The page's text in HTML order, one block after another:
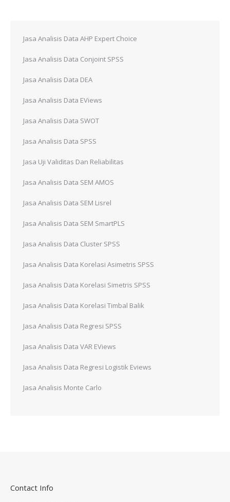
Jasa Analisis Data AHP Expert Choice
Jasa Analisis Data Conjoint SPSS
Jasa Analisis Data DEA
Jasa Analisis Data EViews
Jasa Analisis Data SWOT
Jasa Analisis Data SPSS
Jasa Uji Validitas Dan Reliabilitas
Jasa Analisis Data SEM AMOS
Jasa Analisis Data SEM Lisrel
Jasa Analisis Data SEM SmartPLS
Jasa Analisis Data Cluster SPSS
Jasa Analisis Data Korelasi Asimetris SPSS
Jasa Analisis Data Korelasi Simetris SPSS
Jasa Analisis Data Korelasi Timbal Balik
Jasa Analisis Data Regresi SPSS
Jasa Analisis Data VAR EViews
Jasa Analisis Data Regresi Logistik Eviews
Jasa Analisis Monte Carlo
Contact Info